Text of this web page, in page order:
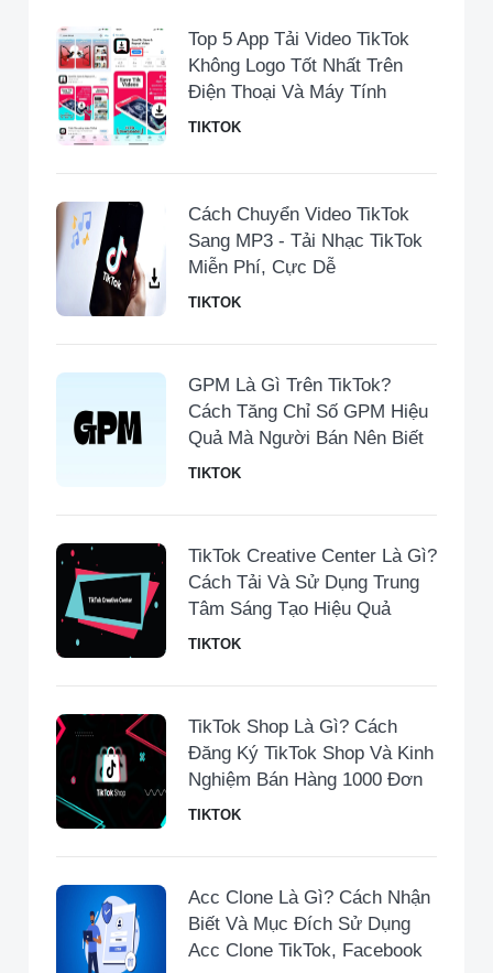
Top 5 App Tải Video TikTok
Không Logo Tốt Nhất Trên
Điện Thoại Và Máy Tính
TIKTOK
Cách Chuyển Video TikTok
Sang MP3 - Tải Nhạc TikTok
Miễn Phí, Cực Dễ
TIKTOK
GPM Là Gì Trên TikTok?
Cách Tăng Chỉ Số GPM Hiệu
Quả Mà Người Bán Nên Biết
TIKTOK
TikTok Creative Center Là Gì?
Cách Tải Và Sử Dụng Trung
Tâm Sáng Tạo Hiệu Quả
TIKTOK
TikTok Shop Là Gì? Cách
Đăng Ký TikTok Shop Và Kinh
Nghiệm Bán Hàng 1000 Đơn
TIKTOK
Acc Clone Là Gì? Cách Nhận
Biết Và Mục Đích Sử Dụng
Acc Clone TikTok, Facebook